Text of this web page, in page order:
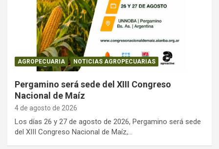
AGROPECUARIA NOTICIAS AGROPECUARIAS
Pergamino será sede del XIII Congreso
Nacional de Maíz
4 de agosto de 2026
Los días 26 y 27 de agosto de 2026, Pergamino será sede
del XIII Congreso Nacional de Maíz,…